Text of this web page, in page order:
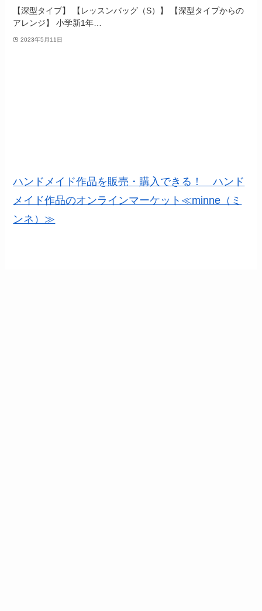
【深型タイプ】 【レッスンバッグ（S）】 【深型タイプからの
アレンジ】 小学新1年…
2023年5月11日
ハンドメイド作品を販売・購入できる！ ハンド
メイド作品のオンラインマーケット≪minne（ミ
ンネ）≫